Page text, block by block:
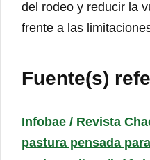
del rodeo y reducir la
frente a las
Fuente(s)
Infobae / Revista
pastura pensada